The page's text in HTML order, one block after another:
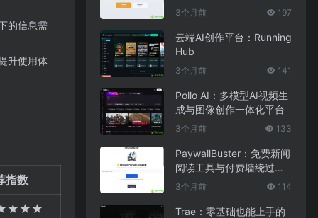
的信息需
升使用体
指数
3个月前 197
云端AI创作平台：Running
Hub
3个月前 141
Pollo AI：多模型AI视频生
成与图像创作一体化平台
3个月前 133
PaywallBuster：免费新闻
阅读工具与付费墙绕过助
手
3个月前 114
Trae：零基础也能上手的